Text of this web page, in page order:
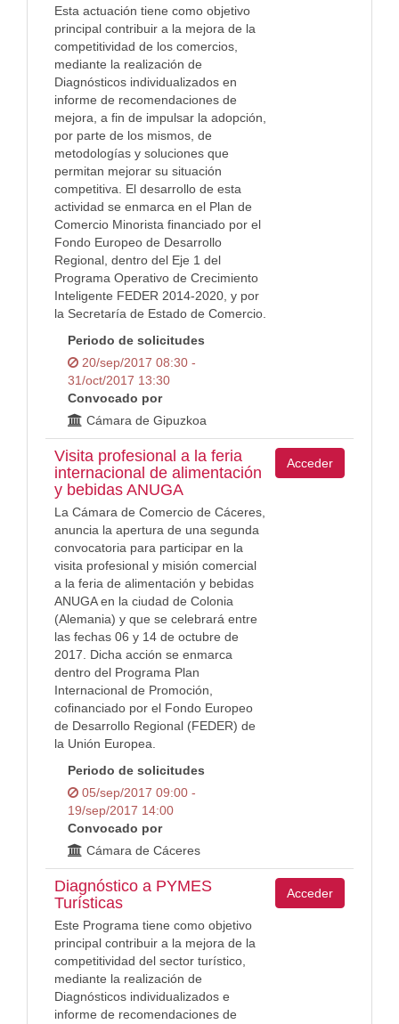
Esta actuación tiene como objetivo
principal contribuir a la mejora de la
competitividad de los comercios,
mediante la realización de
Diagnósticos individualizados en
informe de recomendaciones de
mejora, a fin de impulsar la adopción,
por parte de los mismos, de
metodologías y soluciones que
permitan mejorar su situación
competitiva. El desarrollo de esta
actividad se enmarca en el Plan de
Comercio Minorista financiado por el
Fondo Europeo de Desarrollo
Regional, dentro del Eje 1 del
Programa Operativo de Crecimiento
Inteligente FEDER 2014-2020, y por
la Secretaría de Estado de Comercio.
Periodo de solicitudes
20/sep/2017 08:30 -
31/oct/2017 13:30
Convocado por
Cámara de Gipuzkoa
Visita profesional a la feria
internacional de alimentación
y bebidas ANUGA
La Cámara de Comercio de Cáceres,
anuncia la apertura de una segunda
convocatoria para participar en la
visita profesional y misión comercial
a la feria de alimentación y bebidas
ANUGA en la ciudad de Colonia
(Alemania) y que se celebrará entre
las fechas 06 y 14 de octubre de
2017. Dicha acción se enmarca
dentro del Programa Plan
Internacional de Promoción,
cofinanciado por el Fondo Europeo
de Desarrollo Regional (FEDER) de
la Unión Europea.
Periodo de solicitudes
05/sep/2017 09:00 -
19/sep/2017 14:00
Convocado por
Cámara de Cáceres
Acceder
Diagnóstico a PYMES
Turísticas
Este Programa tiene como objetivo
principal contribuir a la mejora de la
competitividad del sector turístico,
mediante la realización de
Diagnósticos individualizados e
informe de recomendaciones de
Acceder